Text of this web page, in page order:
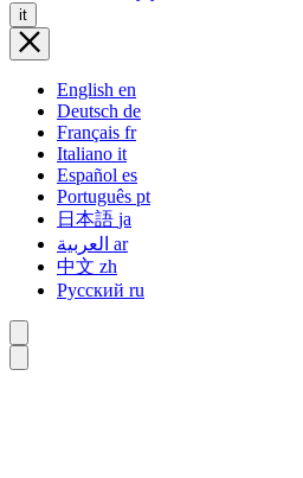
it
English en
Deutsch de
Français fr
Italiano it
Español es
Português pt
日本語 ja
ar
中文 zh
Русский ru